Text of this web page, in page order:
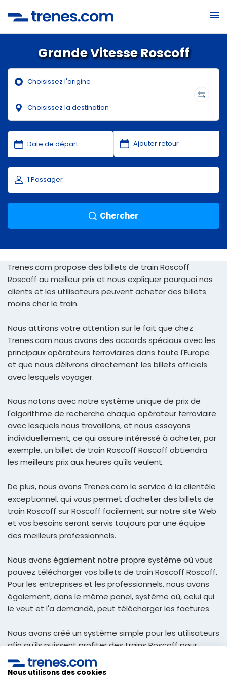
Grande Vitesse Roscoff
Chercher
Trenes.com propose des billets de train Roscoff
Roscoff au meilleur prix et nous expliquer pourquoi nos
clients et les utilisateurs peuvent acheter des billets
moins cher le train.
Nous attirons votre attention sur le fait que chez
Trenes.com nous avons des accords spéciaux avec les
principaux opérateurs ferroviaires dans toute l'Europe
et que nous délivrons directement les billets officiels
avec lesquels voyager.
Nous notons avec notre système unique de prix de
l'algorithme de recherche chaque opérateur ferroviaire
avec lesquels nous travaillons, et nous essayons
individuellement, ce qui assure intéressé à acheter, par
exemple, un billet de train Roscoff Roscoff obtiendra
les meilleurs prix aux heures qu'ils veulent.
De plus, nous avons Trenes.com le service à la clientèle
exceptionnel, qui vous permet d'acheter des billets de
train Roscoff sur Roscoff facilement sur notre site Web
et vos besoins seront servis toujours par une équipe
des meilleurs professionnels.
Nous avons également notre propre système où vous
pouvez télécharger vos billets de train Roscoff Roscoff.
Pour les entreprises et les professionnels, nous avons
également, dans le même panel, système où, celui qui
le veut et l'a demandé, peut télécharger les factures.
Nous avons créé un système simple pour les utilisateurs
afin qu'ils puissent profiter des trains Roscoff pour
Roscoff au meilleur prix et recevoir dans votre e-mail
afin de pouvoir imprimer, et avec eux, voyager manière
Nous utilisons des cookies